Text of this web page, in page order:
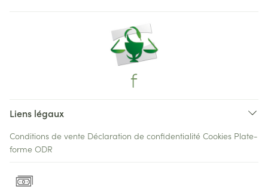
Liens légaux
Conditions de vente Déclaration de confidentialité Cookies Plate-
forme ODR